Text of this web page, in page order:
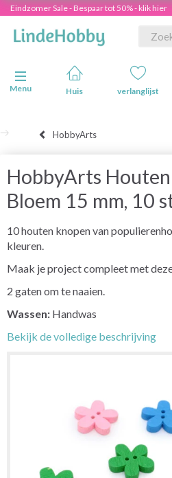
Eindzomer Sale - Bespaar tot 50% - klik hier
Navigatie in-/uitschakelen
Menu
Huis verlanglijst
HobbyArts
HobbyArts
Bloem 15 mm, 10
10 houten knopen van
kleuren.
Maak je project compleet met
2 gaten om te naaien.
Wassen: Handwas
Bekijk de volledige beschrijving